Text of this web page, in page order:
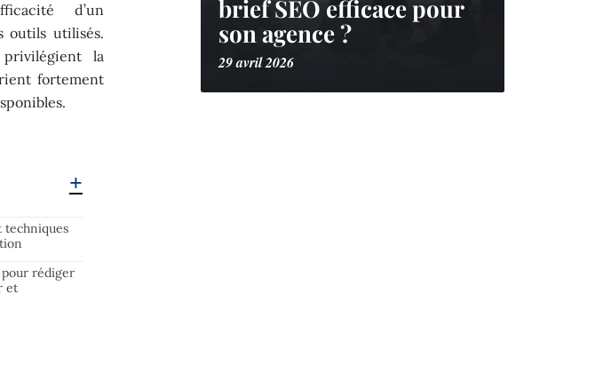
d’un
outils utilisés.
la
fortement
techniques
pour rédiger
et
brief SEO efficace pour
son agence ?
29 avril 2026